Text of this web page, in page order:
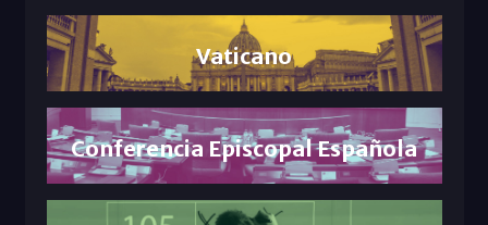
Vaticano
Conferencia Episcopal Española